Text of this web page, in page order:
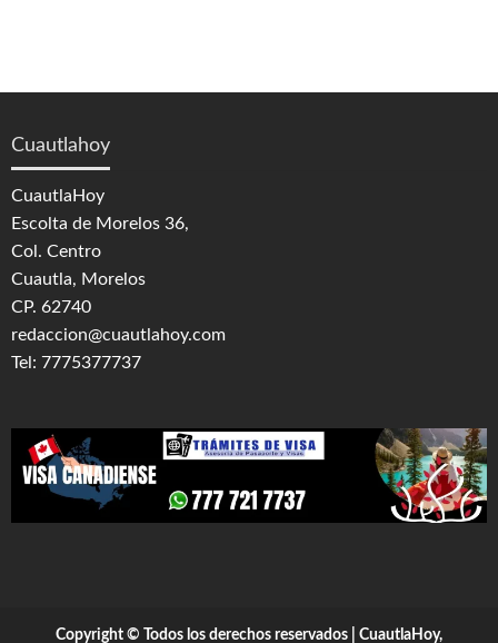
Cuautlahoy
CuautlaHoy
Escolta de Morelos 36,
Col. Centro
Cuautla, Morelos
CP. 62740
redaccion@cuautlahoy.com
Tel: 7775377737
Copyright © Todos los derechos reservados | CuautlaHoy,